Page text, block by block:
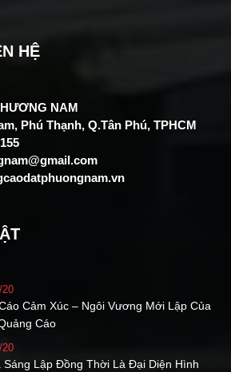
HỆ
NAM
Phú Thạnh, Q.Tân Phú, TPHCM
20
Cảm Xúc – Ngôi Vương Mới Lập Của
Cáo
20
Sáng Lập Đồng Thời Là Đại Diện Hình